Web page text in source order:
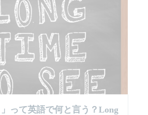
」って英語で何と言う？Long